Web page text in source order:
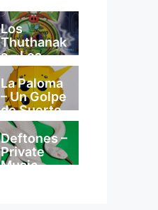
Los
Thuthanak
a – Los
Thuthanak
a
La Paloma
– Un Golpe
de Suerte
Deftones –
Private
Music